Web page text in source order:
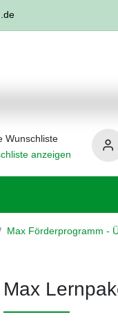
Wunschliste
anzeigen
Max Förderprogramm -
Max